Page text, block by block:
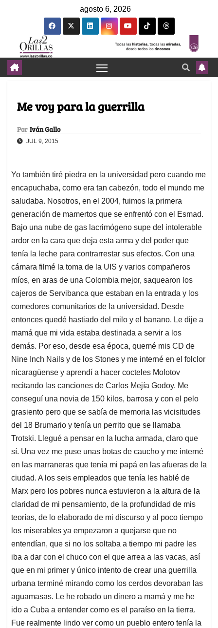
agosto 6, 2026
Me voy para la guerrilla
Por Iván Gallo
JUL 9, 2015
Yo también tiré piedra en la universidad pero cuando me
encapuchaba, como era tan cabezón, todo el mundo me
saludaba. Nosotros, en el 2004, fuimos la primera
generación de mamertos que se enfrentó con el Esmad.
Bajo una nube de gas lacrimógeno supe del intolerable
ardor en la cara que deja esta arma y del poder que
tenía la leche para contrarrestar sus efectos. Con una
cámara filmé la toma de la UIS y varios compañeros
míos, en aras de una Colombia mejor, saquearon los
cajeros de Servibanca que estaban en la entrada y los
comedores comunitarios de la universidad. Desde
entonces quedé hastiado del milo y el banano. Le dije a
mamá que mi vida estaba destinada a servir a los
demás. Por eso, desde esa época, quemé mis CD de
Nine Inch Nails y de los Stones y me interné en el folclor
nicaragüense y aprendí a hacer cocteles Molotov
recitando las canciones de Carlos Mejía Godoy. Me
conseguí una novia de 150 kilos, barrosa y con el pelo
grasiento pero que se sabía de memoria las vicisitudes
del 18 Brumario y tenía un perrito que se llamaba
Trotski. Llegué a pensar en la lucha armada, claro que
sí. Una vez me puse unas botas de caucho y me interné
en las marraneras que tenía mi papá en las afueras de la
ciudad. A los seis empleados que tenía les hablé de
Marx pero los pobres nunca estuvieron a la altura de la
claridad de mi pensamiento, de la profundidad de mis
teorías, de lo elaborado de mi discurso y al poco tiempo
los miserables ya empezaron a quejarse que no
entendían, que si no los soltaba a tiempo mi padre les
iba a dar con el chuco con el que arrea a las vacas, así
que en mi primer y único intento de crear una guerrilla
urbana terminé mirando como los cerdos devoraban las
aguamasas. Le he robado un dinero a mamá y me he
ido a Cuba a entender como es el paraíso en la tierra.
Fue realmente lindo ver como un pueblo entero tenía la